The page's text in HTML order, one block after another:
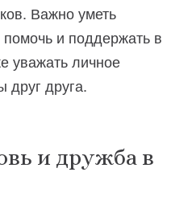
Важно уметь
и поддержать в
уважать личное
друг друга.
и дружба в